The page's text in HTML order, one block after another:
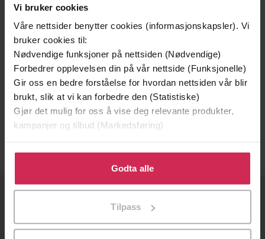
Vi bruker cookies
Våre nettsider benytter cookies (informasjonskapsler). Vi
bruker cookies til:
Nødvendige funksjoner på nettsiden (Nødvendige)
Forbedrer opplevelsen din på vår nettside (Funksjonelle)
Gir oss en bedre forståelse for hvordan nettsiden vår blir
brukt, slik at vi kan forbedre den (Statistiske)
Gjør det mulig for oss å vise deg relevante produkter,
kampanjer og tilbud (Markedsføring)
Klikk på «Godta alle» for å gi oss ditt samtykke til å
bruke cookies for alle disse formålene. Du kan også
tilpasse ditt samtykke til spesifikke formål ved å klikke
Godta alle
Tilpass
260,-
Air Bound
Christine Feehan
LYDBOK
Om Ebok.no